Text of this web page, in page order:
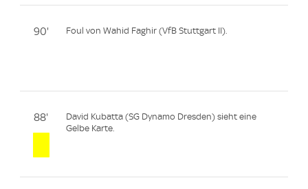
90' Foul von Wahid Faghir (VfB Stuttgart II).
88'
David Kubatta (SG Dynamo Dresden) sieht eine
Gelbe Karte.